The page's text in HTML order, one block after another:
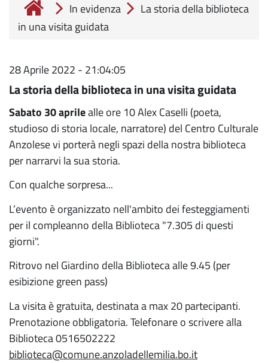
In evidenza
La storia della biblioteca
in una visita guidata
28 Aprile 2022 - 21:04:05
La storia della biblioteca in una visita guidata
Sabato 30 aprilealle ore 10 Alex Caselli (poeta,
studioso di storia locale, narratore) del Centro Culturale
Anzolese vi porterà negli spazi della nostra biblioteca
per narrarvi la sua storia.
Con qualche sorpresa...
L’evento è organizzato nell'ambito dei festeggiamenti
per il compleanno della Biblioteca "7.305 di questi
giorni".
Ritrovo nel Giardino della Biblioteca alle 9.45 (per
esibizione green pass)
La visita è gratuita, destinata a max 20 partecipanti.
Prenotazione obbligatoria. Telefonare o scrivere alla
Biblioteca 0516502222
biblioteca@comune.anzoladellemilia.bo.it